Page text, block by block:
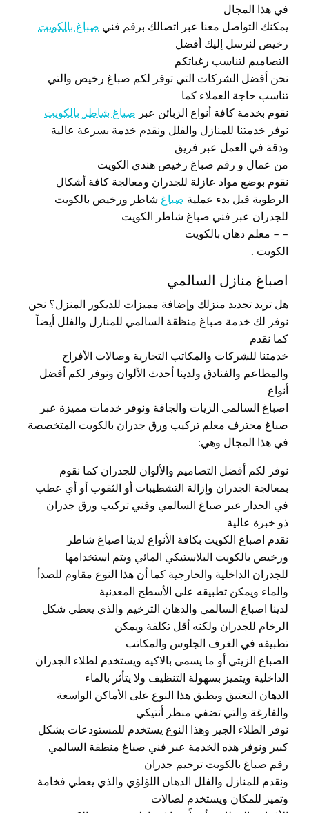
في هذا المجال
يمكنك التواصل معنا عبر اتصالك برقم فني صباغ بالكويت
رخيص لنرسل إليك أفضل
التصاميم لتناسب رغباتكم
نحن أفضل الشركات التي توفر لكم صباغ رخيص والتي
تناسب حاجة العملاء كما
نقوم بخدمة كافة أنواع الزبائن عبر صباغ شاطر بالكويت
نوفر خدمتنا للمنازل والفلل ونقدم خدمة بسرعة عالية
ودقة في العمل عبر فريق
من عمال و رقم صباغ رخيص هندي الكويت
نقوم بوضع مواد عازلة للجدران ومعالجة كافة أشكال
الرطوبة قبل بدء عملية صباغ شاطر ورخيص بالكويت
للجدران عبر فني صباغ شاطر الكويت
– – معلم دهان بالكويت
الكويت .
اصباغ منازل السالمي
هل تريد تجديد منزلك وإضافة مميزات للديكور المنزل؟ نحن
نوفر لك خدمة صباغ منظقة السالمي للمنازل والفلل أيضاً
كما نقدم
خدمتنا للشركات والمكاتب التجارية وصالات الأفراح
والمطاعم والفنادق ولدينا أحدث الألوان ونوفر لكم أفضل
أنواع
اصباغ السالمي الزيات والجافة ونوفر خدمات مميزة عبر
صباغ محترف معلم تركيب ورق جدران بالكويت المتخصصة
في هذا المجال وهي:
نوفر لكم أفضل التصاميم والألوان للجدران كما نقوم
بمعالجة الجدران وإزالة التشطيبات أو الثقوب أو أي عطب
في الجدار عبر صباغ السالمي وفني تركيب ورق جدران
ذو خبرة عالية
نقدم اصباغ الكويت بكافة الأنواع لدينا اصباغ شاطر
ورخيص بالكويت البلاستيكي المائي ويتم استخدامها
للجدران الداخلية والخارجية كما أن هذا النوع مقاوم للصدأ
والماء ويمكن تطبيقه على الأسطح المعدنية
لدينا اصباغ السالمي والدهان الترخيم والذي يعطي شكل
الرخام للجدران ولكنه أقل تكلفة ويمكن
تطبيقه في الغرف الجلوس والمكاتب
الصباغ الزيتي أو ما يسمى بالاكيه ويستخدم لطلاء الجدران
الداخلية ويتميز بسهولة التنظيف ولا يتأثر بالماء
الدهان التعتيق ويطبق هذا النوع على الأماكن الواسعة
والفارغة والتي تضفي منظر أنتيكي
نوفر الطلاء الجير وهذا النوع يستخدم للمستودعات بشكل
كبير ونوفر هذه الخدمة عبر فني صباغ منطقة السالمي
رقم صباغ بالكويت ترخيم جدران
ونقدم للمنازل والفلل الدهان اللؤلؤي والذي يعطي فخامة
وتميز للمكان ويستخدم لصالات